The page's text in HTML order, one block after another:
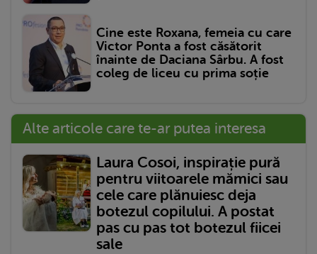
Cine este Roxana, femeia cu care
Victor Ponta a fost căsătorit
înainte de Daciana Sârbu. A fost
coleg de liceu cu prima soție
Alte articole care te-ar putea interesa
Laura Cosoi, inspirație pură
pentru viitoarele mămici sau
cele care plănuiesc deja
botezul copilului. A postat
pas cu pas tot botezul fiicei
sale